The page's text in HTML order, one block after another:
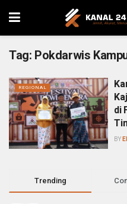
Tag: Pokdarwis
REGIONAL
di
BY
Trending